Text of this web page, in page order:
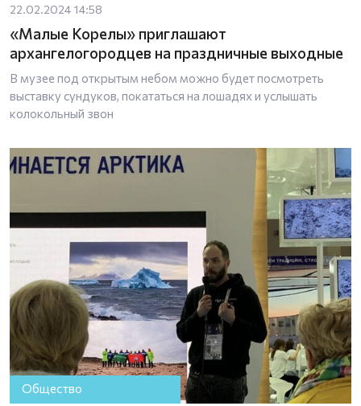
22.02.2024 14:58
«Малые Корелы» приглашают
архангелогородцев на праздничные выходные
В музее под открытым небом можно будет посмотреть
выставку сундуков, покататься на лошадях и услышать
колокольный звон
Общество